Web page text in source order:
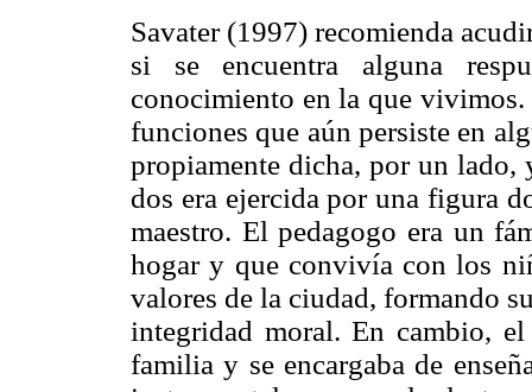
Savater (1997) recomienda
si se encuentra alguna
conocimiento en la que
funciones que aún persiste en
propiamente dicha, por un
dos era ejercida por una figura
maestro. El pedagogo era un
hogar y que convivía con los
valores de la ciudad, formando
integridad moral. En cambio,
familia y se encargaba de